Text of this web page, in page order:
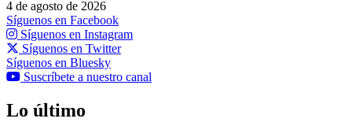
4 de agosto de 2026
Síguenos en Facebook
Síguenos en Instagram
Síguenos en Twitter
Síguenos en Bluesky
Suscríbete a nuestro canal
Lo último